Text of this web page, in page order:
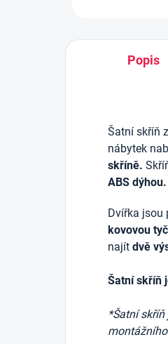
Popis
Šatní skříň
nábytek
skříně.
ABS dýhou.
Dvířka jsou
kovovou
najít dvě
Šatní skříň
*Šatní